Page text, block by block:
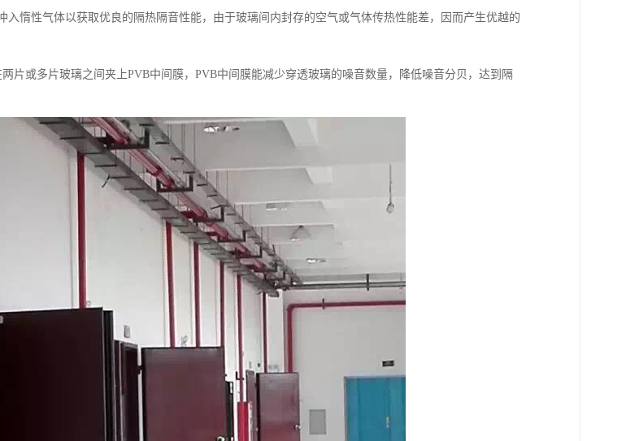
入惰性气体以获取优良的隔热隔音性能，由于玻璃间内封存的空气或气体传热性能差，因而产生优越的
片或多片玻璃之间夹上PVB中间膜，PVB中间膜能减少穿透玻璃的噪音数量，降低噪音分贝，达到隔